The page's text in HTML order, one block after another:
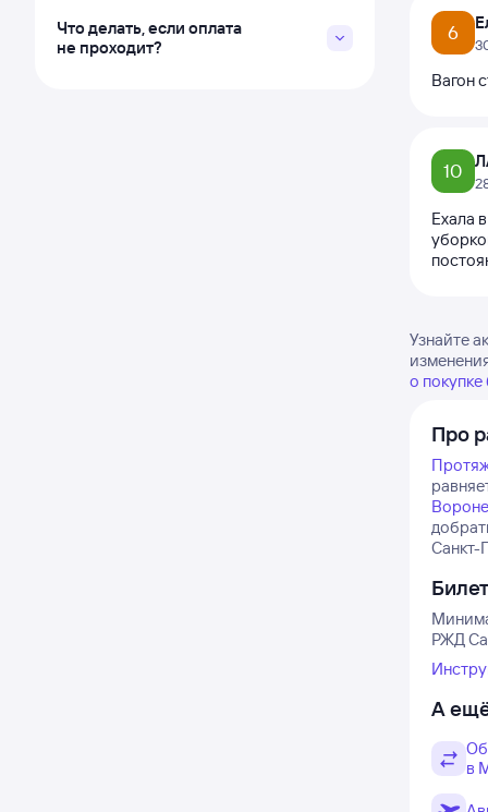
Что делать, если оплата
не проходит?
6
Вагон
10
Ехала
Узнайте
о
Про
Санкт-
РЖД
А
в